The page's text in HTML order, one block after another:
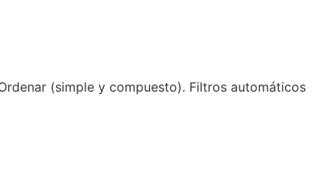
(simple y compuesto). Filtros automáticos